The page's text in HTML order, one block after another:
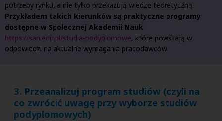
potrzeby rynku, a nie tylko przekazują wiedzę teoretyczną.
Przykładem takich kierunków są praktyczne programy
dostępne w Społecznej Akademii Nauk
https://san.edu.pl/studia-podyplomowe, które powstają w
odpowiedzi na aktualne wymagania pracodawców.
3. Przeanalizuj program studiów (czyli na
co zwrócić uwagę przy wyborze studiów
podyplomowych)